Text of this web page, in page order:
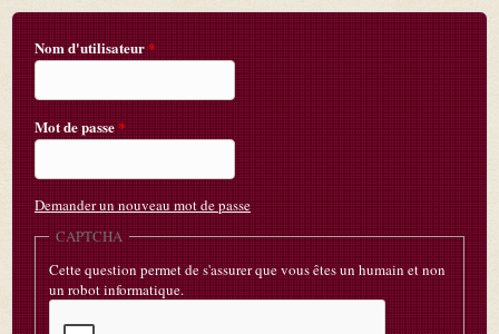
Nom d'utilisateur*
Mot de passe*
Demander un nouveau mot de passe
CAPTCHA
Cette question permet de s'assurer que vous êtes un humain et non
un robot informatique.